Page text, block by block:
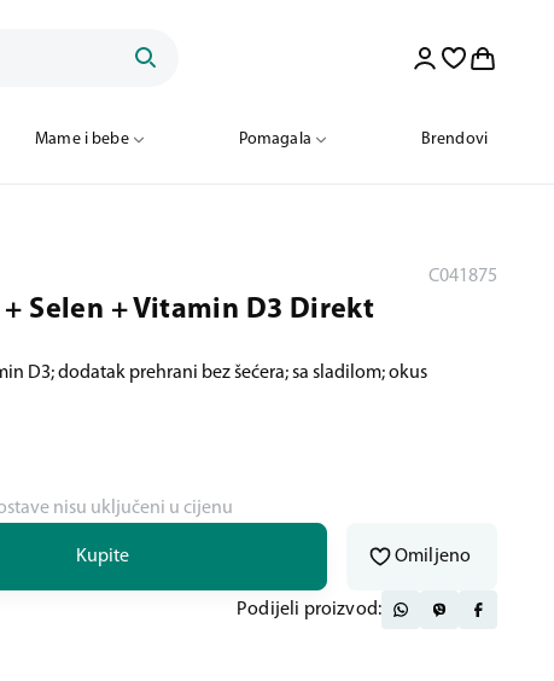
Mame i bebe Pomagala Brendovi
C041875
Selen + Vitamin D3 Direkt
D3; dodatak prehrani bez šećera; sa sladilom; okus
nisu uključeni u cijenu
Kupite Omiljeno
Podijeli proizvod: